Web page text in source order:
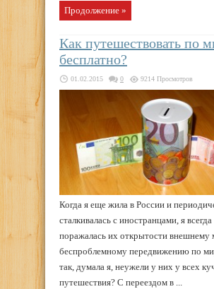
Продолжение »
Как путешествовать по
бесплатно?
01.02.2015 0 9214 Просмотров
Когда я еще жила в России и
сталкивалась с иностранцами, я всегда
поражалась их открытости внешнему
беспроблемному передвижению по
так, думала я, неужели у них у всех
путешествия? С переездом в ...